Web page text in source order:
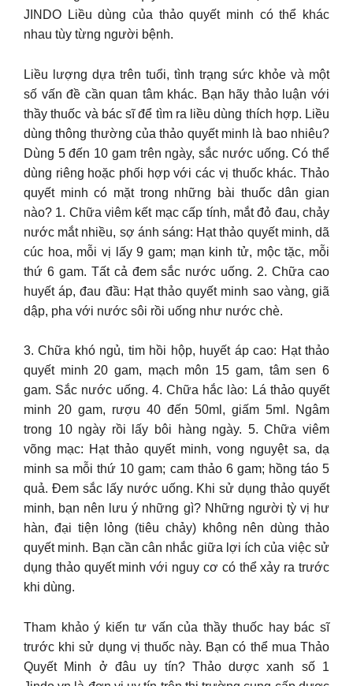
JINDO Liều dùng của thảo quyết minh có thể khác
nhau tùy từng người bệnh.
Liều lượng dựa trên tuổi, tình trạng sức khỏe và một
số vấn đề cần quan tâm khác. Bạn hãy thảo luận với
thầy thuốc và bác sĩ để tìm ra liều dùng thích hợp. Liều
dùng thông thường của thảo quyết minh là bao nhiêu?
Dùng 5 đến 10 gam trên ngày, sắc nước uống. Có thể
dùng riêng hoặc phối hợp với các vị thuốc khác. Thảo
quyết minh có mặt trong những bài thuốc dân gian
nào? 1. Chữa viêm kết mạc cấp tính, mắt đỏ đau, chảy
nước mắt nhiều, sợ ánh sáng: Hạt thảo quyết minh, dã
cúc hoa, mỗi vị lấy 9 gam; mạn kinh tử, mộc tặc, mỗi
thứ 6 gam. Tất cả đem sắc nước uống. 2. Chữa cao
huyết áp, đau đầu: Hạt thảo quyết minh sao vàng, giã
dập, pha với nước sôi rồi uống như nước chè.
3. Chữa khó ngủ, tim hồi hộp, huyết áp cao: Hạt thảo
quyết minh 20 gam, mạch môn 15 gam, tâm sen 6
gam. Sắc nước uống. 4. Chữa hắc lào: Lá thảo quyết
minh 20 gam, rượu 40 đến 50ml, giấm 5ml. Ngâm
trong 10 ngày rồi lấy bôi hàng ngày. 5. Chữa viêm
võng mạc: Hạt thảo quyết minh, vong nguyệt sa, dạ
minh sa mỗi thứ 10 gam; cam thảo 6 gam; hồng táo 5
quả. Đem sắc lấy nước uống. Khi sử dụng thảo quyết
minh, bạn nên lưu ý những gì? Những người tỳ vị hư
hàn, đại tiện lỏng (tiêu chảy) không nên dùng thảo
quyết minh. Bạn cần cân nhắc giữa lợi ích của việc sử
dụng thảo quyết minh với nguy cơ có thể xảy ra trước
khi dùng.
Tham khảo ý kiến tư vấn của thầy thuốc hay bác sĩ
trước khi sử dụng vị thuốc này. Bạn có thể mua Thảo
Quyết Minh ở đâu uy tín? Thảo dược xanh số 1